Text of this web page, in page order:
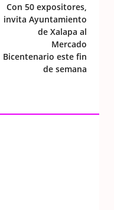
Con 50 expositores,
invita Ayuntamiento
de Xalapa al
Mercado
Bicentenario este fin
de semana